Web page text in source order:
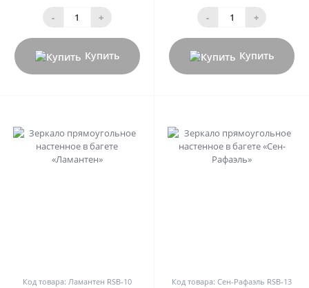
- +
Купить
- +
Купить
Код товара: Ламантен RSB-10 Код товара: Сен-Рафаэль RSB-13